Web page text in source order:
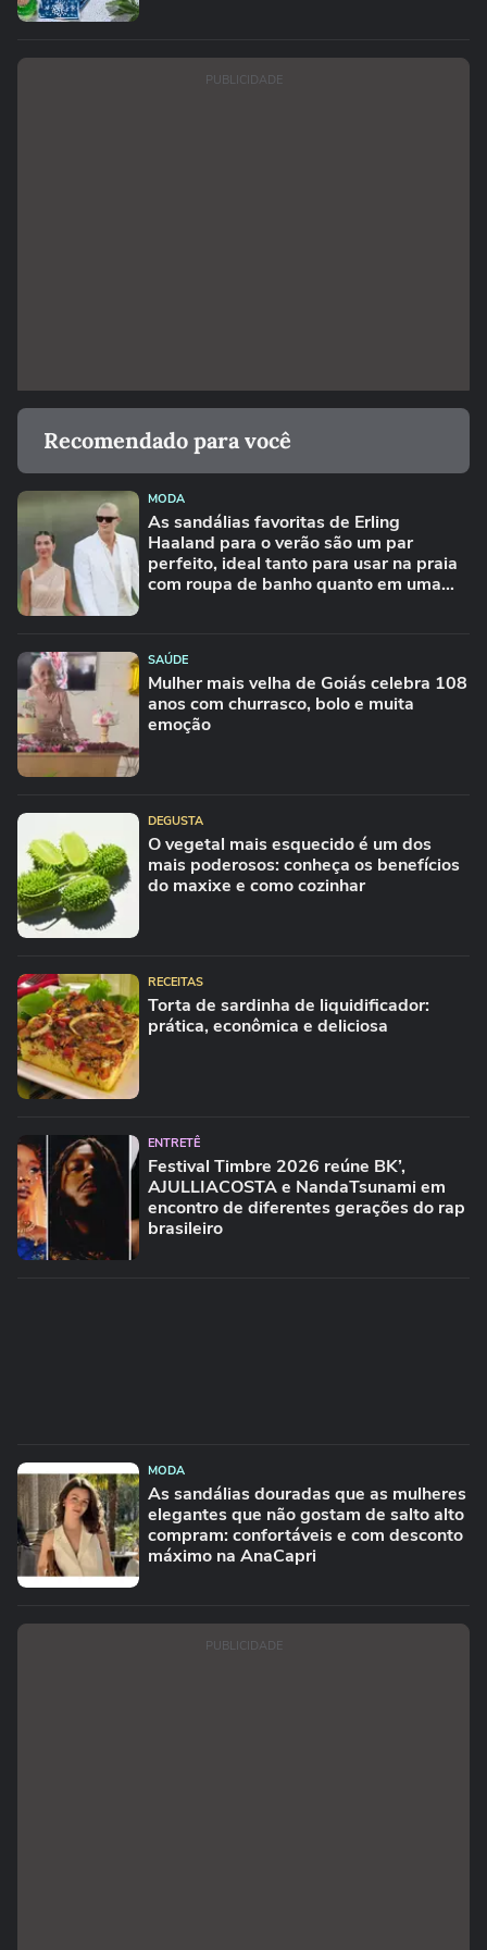
PUBLICIDADE
Recomendado para você
MODA
As sandálias favoritas de Erling
Haaland para o verão são um par
perfeito, ideal tanto para usar na praia
com roupa de banho quanto em uma
SAÚDE
Mulher mais velha de Goiás celebra 108
anos com churrasco, bolo e muita
emoção
DEGUSTA
O vegetal mais esquecido é um dos
mais poderosos: conheça os benefícios
do maxixe e como cozinhar
RECEITAS
Torta de sardinha de liquidificador:
prática, econômica e deliciosa
ENTRETÊ
Festival Timbre 2026 reúne BK’,
AJULLIACOSTA e NandaTsunami em
encontro de diferentes gerações do rap
brasileiro
MODA
As sandálias douradas que as mulheres
elegantes que não gostam de salto alto
compram: confortáveis e com desconto
máximo na AnaCapri
PUBLICIDADE